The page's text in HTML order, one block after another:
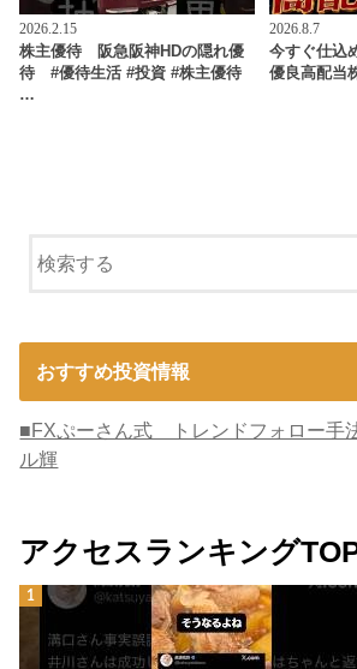
2026.2.15
株主優待 阪急阪神HDの隠れ優
待 #優待生活 #投資 #株主優待
…
2026.8.7
今すぐ仕込
優良高配当
おすすめ投資情報
■FXぷーさん式 トレンドフォロー手
ル輝
アクセスランキング